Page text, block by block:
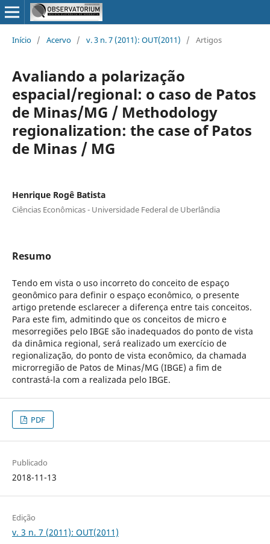
Início / Acervo / v. 3 n. 7 (2011): OUT(2011) / Artigos
Avaliando a polarização
espacial/regional: o caso de Patos
de Minas/MG / Methodology
regionalization: the case of Patos
de Minas / MG
Henrique Rogê Batista
Ciências Econômicas - Universidade Federal de Uberlândia
Resumo
Tendo em vista o uso incorreto do conceito de espaço
geonômico para definir o espaço econômico, o presente
artigo pretende esclarecer a diferença entre tais conceitos.
Para este fim, admitindo que os conceitos de micro e
mesorregiões pelo IBGE são inadequados do ponto de vista
da dinâmica regional, será realizado um exercício de
regionalização, do ponto de vista econômico, da chamada
microrregião de Patos de Minas/MG (IBGE) a fim de
contrastá-la com a realizada pelo IBGE.
PDF
Publicado
2018-11-13
Edição
v. 3 n. 7 (2011): OUT(2011)